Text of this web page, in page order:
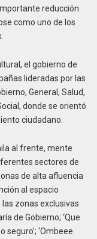
reducción
como uno de los
el gobierno de
lideradas por las
General, Salud,
donde se orientó
ciudadano.
al frente, mente
sectores de
de alta afluencia
al espacio
zonas exclusivas
de Gobierno; ‘Que
seguro’; ‘Ombeee